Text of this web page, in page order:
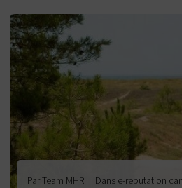
LIRE LA SUITE
ParTeam MHR Dans e-reputation